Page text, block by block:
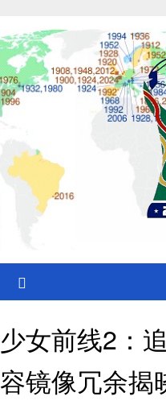
content
少女前线2：
容镜像冗余揭